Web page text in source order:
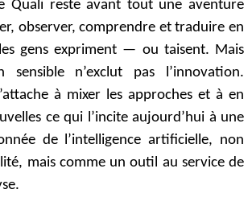
Quali reste avant tout une aventure
observer, comprendre et traduire en
gens expriment — ou taisent. Mais
sensible n’exclut pas l’innovation.
à mixer les approches et à en
ce qui l’incite aujourd’hui à une
de l’intelligence artificielle, non
mais comme un outil au service de